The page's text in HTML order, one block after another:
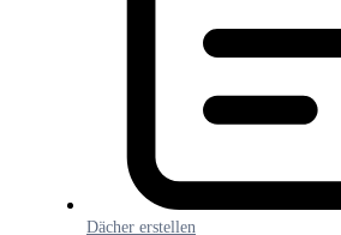
Dächer erstellen